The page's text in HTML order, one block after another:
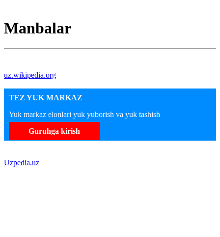
Manbalar
uz.wikipedia.org
TEZ YUK MARKAZ
Yuk markaz elonlari yuk yuborish va yuk tashish
Guruhga kirish
Uzpedia.uz